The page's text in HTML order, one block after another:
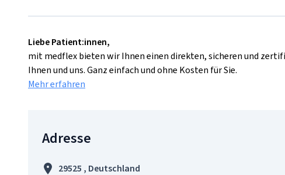
Liebe Patient:innen,
mit medflex bieten wir Ihnen einen direkten, sicheren und
Ihnen und uns. Ganz einfach und ohne Kosten für Sie.
Mehr erfahren
Adresse
29525 , Deutschland